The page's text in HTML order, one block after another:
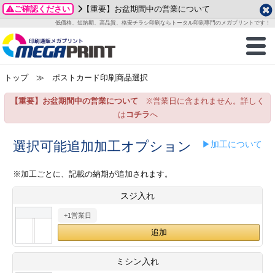
ご確認ください 【重要】お盆期間中の営業について
低価格、短納期、高品質、格安チラシ印刷ならトータル印刷専門のメガプリントです！
商品一覧
グッズ
ステッカー
ックカード印刷
業ツール印刷
＆盛り上げ印刷
ご利用ガイド
お客様へ
いて
方法
/送料について
刷
カード印刷
ックカード名刺
ムカード
型マル型印刷
データ作成ガイド
成前に
ガイド
加工指示ガイド
テンプレート
ード印刷
名刺印刷
ックカード
ード印刷
一覧
わせ
り
プル請求
2026年 8月
月
火 水 木 金
土
1
3
4 5 6 7
8
15
24
25 26 27
29
土
1
2 3
9 10 11
12
14
15 16 17 18
19
26
トップ≫ ポストカード印刷商品選択
【重要】お盆期間中の営業について ※営業日に含まれません。詳しく
は コチラへ
選択可能追加加工オプション ▶加工について
※加工ごとに、記載の納期が追加されます。
スジ入れ
+1営業日
ミシン入れ